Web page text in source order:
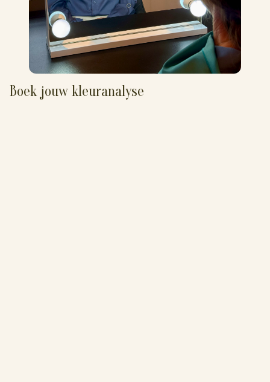
Boek jouw kleuranalyse